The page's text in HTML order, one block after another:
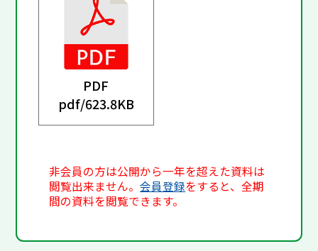
PDF
pdf/623.8KB
非会員の方は公開から一年を超えた資料は
閲覧出来ません。会員登録をすると、全期
間の資料を閲覧できます。